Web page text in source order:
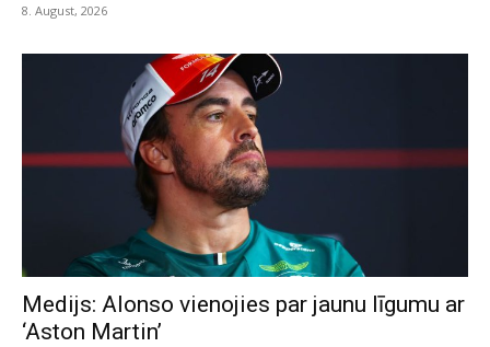
8. August, 2026
Medijs: Alonso vienojies par jaunu līgumu ar
‘Aston Martin’